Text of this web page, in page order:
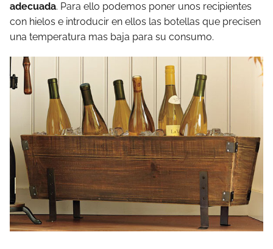
adecuada. Para ello podemos poner unos recipientes
con hielos e introducir en ellos las botellas que precisen
una temperatura mas baja para su consumo.